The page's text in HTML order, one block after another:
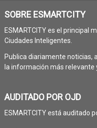
SOBRE ESMARTCITY
ESMARTCITY es el principal
Ciudades Inteligentes.
Publica diariamente noticias,
la información más relevante
AUDITADO POR OJD
ESMARTCITY está auditado